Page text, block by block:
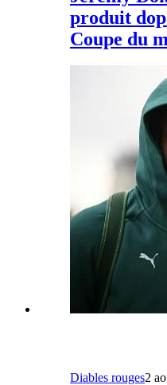
produit
Coupe du
Diables rouges2